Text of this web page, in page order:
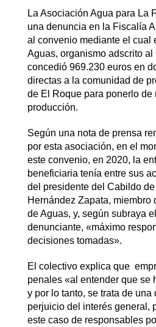
La Asociación Agua para La
una denuncia en la Fiscalía
al convenio mediante el cual
Aguas, organismo adscrito
concedió 969.230 euros en
directas a la comunidad de
de El Roque para ponerlo de
producción.
Según una nota de prensa
por esta asociación, en el
este convenio, en 2020, la
beneficiaria tenía entre sus
del presidente del Cabildo
Hernández Zapata, miembro
de Aguas, y, según subraya
denunciante, «máximo
decisiones tomadas».
El colectivo explica que
penales «al entender que se
y por lo tanto, se trata de
perjuicio del interés general,
este caso de responsables